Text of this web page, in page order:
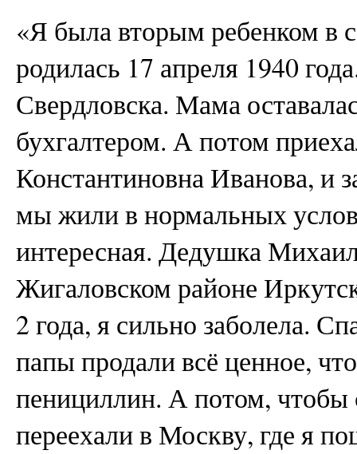
«Я была вторым ребенком в
родилась 17 апреля 1940
Свердловска. Мама
бухгалтером. А потом
Константиновна Иванова, и
мы жили в нормальных
интересная. Дедушка
Жигаловском районе
2 года, я сильно заболела.
папы продали всё ценное,
пенициллин. А потом, чтобы
переехали в Москву, где я